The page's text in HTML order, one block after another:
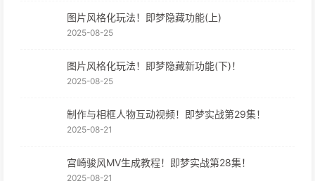
图片风格化玩法！即梦隐藏功能(上)
2025-08-25
图片风格化玩法！即梦隐藏新功能(下)！
2025-08-25
制作与相框人物互动视频！即梦实战第29集！
2025-08-21
宫崎骏风MV生成教程！即梦实战第28集！
2025-08-21